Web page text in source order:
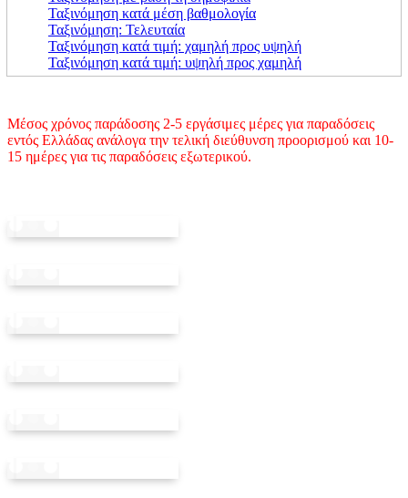
Ταξινόμηση κατά μέση βαθμολογία
Ταξινόμηση: Τελευταία
Ταξινόμηση κατά τιμή: χαμηλή προς υψηλή
Ταξινόμηση κατά τιμή: υψηλή προς χαμηλή
Μέσος χρόνος παράδοσης 2-5 εργάσιμες μέρες για παραδόσεις
εντός Ελλάδας ανάλογα την τελική διεύθυνση προορισμού και 10-
15 ημέρες για τις παραδόσεις εξωτερικού.